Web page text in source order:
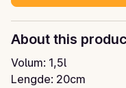
About this
Volum: 1,5l
Lengde: 20cm